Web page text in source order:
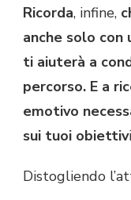
Ricorda, infine,
anche solo con
ti aiuterà a
percorso. E a
emotivo
sui tuoi obiettiv
Distogliendo